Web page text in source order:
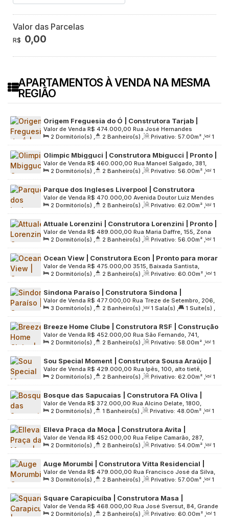
Valor das Parcelas
R$ 0,00
APARTAMENTOS À VENDA NA MESMA
REGIÃO
Origem Freguesia do Ó | Construtora Tarjab |
Pronto | 57 metros | 02 dormitórios | suíte |
varanda | 01 vaga
R$ 474.000,00
Valor de Venda
Rua José Hernandes
Gonzales, 48, Zona Norte, 02804-140, Vila Cruz das Almas,
São Paulo, São Paulo, Brasil
2 Dormitório(s) , 2 Banheiro(s) , Privativo: 57.00m² ,
1
Sala(s) , 1 Suíte(s) , 1 Vaga(s) , Útil: 57.00m² ,
Terreno:
2557.00m²
Olimpic Mbigguci | Construtora Mbigucci | Pronto |
56 metros | 02 dormitórios | suíte | varanda | 01
vaga
R$ 460.000,00
Valor de Venda
Rua Manoel Salgado, 381,
Zona Sul, 04191-270, Vila Caraguatá, São Paulo, São Paulo,
Brasil
2 Dormitório(s) , 2 Banheiro(s) , Privativo: 56.00m² ,
1
Sala(s) , 1 Suíte(s) , 1 Vaga(s) , Útil: 56.00m² ,
Terreno:
5648.00 m²
Parque dos Ingleses Liverpool | Construtora
Visconde | Pronto | 62 metros | 02 dormitórios |
suíte | 02 vagas
R$ 470.000,00
Valor de Venda
Avenida Doutor Luiz Mendes
Almeida, 2561, Interior de São Paulo, 18051-290, Vila Espírito
Santo, Sorocaba, São Paulo, Brasil
2 Dormitório(s) , 2 Banheiro(s) , Privativo: 62.00m² ,
1
Sala(s) , 1 Suíte(s) , 2 Vaga(s) , Útil: 62.00m² ,
Terreno:
14750.00m²
Attuale Lorenzini | Construtora Lorenzini | Pronto |
56 metros | 02 dormitórios | suíte | varanda | 01
vaga
R$ 489.000,00
Valor de Venda
Rua Maria Daffre, 155, Zona
Leste, 03150-020, Quinta da Paineira, São Paulo, São Paulo,
Brasil
2 Dormitório(s) , 2 Banheiro(s) , Privativo: 56.00m² ,
1
Sala(s) , 1 Suíte(s) , 1 Vaga(s) , Útil: 56.00m² ,
Terreno:
3313.00 m²
Ocean View | Construtora Econ | Pronto para morar
| 60 metros | 02 dormitórios | suíte | varanda
gourmet | 01 vaga
R$ 475.000,00
Valor de Venda
3515, Baixada Santista,
11730-000, Balneário Umurama, Mongaguá, São Paulo, Brasil
2 Dormitório(s) , 2 Banheiro(s) , Privativo: 60.00m² ,
1
Sala(s) , 1 Suíte(s) , 1 Vaga(s) , Útil: 60.00m² ,
Terreno:
9684.00m²
Sindona Paraíso | Construtora Sindona |
Construção | 66 metros | 03 dormitórios | suíte |
varanda | 01 vaga
R$ 477.000,00
Valor de Venda
Rua Treze de Setembro, 206,
06053-050, Bussocaba, Osasco, São Paulo, Brasil
3 Dormitório(s) , 2 Banheiro(s) , 1 Sala(s) , 1 Suíte(s) ,
1 Vaga(s) , Útil: 66.00m² , Terreno: 4830.00m²
Breeze Home Clube | Construtora RSF | Construção
| 58 metros | 02 dormitórios | suíte | varanda
gourmet | 01 vaga
R$ 452.000,00
Valor de Venda
Rua São Fernando, 741,
Grande São Paulo, 06447-280, Jardim Júlio, Barueri, São
Paulo, Brasil
2 Dormitório(s) , 2 Banheiro(s) , Privativo: 58.00m² ,
1
Sala(s) , 1 Suíte(s) , 1 Vaga(s) , Útil: 58.00m² ,
Terreno:
13781.00m²
Sou Special Moment | Construtora Sousa Araújo |
Construção | 62 metros | 02 dormitórios | suíte |
varanda | 02 vagas
R$ 429.000,00
Valor de Venda
Rua Ipês, 100, alto tietê,
08615-060, Vila Urupês, Suzano, São Paulo, Brasil
2 Dormitório(s) , 2 Banheiro(s) , Privativo: 62.00m² ,
1
Sala(s) , 1 Suíte(s) , 2 Vaga(s) , Útil: 62.00m² ,
Terreno:
5095.00m²
Bosque das Sapucaias | Construtora FA Oliva |
Construção | 48 metros | 02 dormitórios | varanda
| 01 vaga
R$ 372.000,00
Valor de Venda
Rua Alcino Delate, 1800,
Interior de São Paulo, 13236-400, Jardim Maria, Campo Limpo
Paulista, São Paulo, Brasil
2 Dormitório(s) , 1 Banheiro(s) , Privativo: 48.00m² ,
1
Sala(s) , 1 Vaga(s) , Útil: 48.00m² , Terreno: 46198.00m²
Elleva Praça da Moça | Construtora Avita |
Construção | 54 metros | 02 dormitórios | suíte |
varanda gourmet | 01 vaga
R$ 452.000,00
Valor de Venda
Rua Felipe Camarão, 287,
Grande São Paulo, 09911-340, Centro, Diadema, São Paulo,
Brasil
2 Dormitório(s) , 2 Banheiro(s) , Privativo: 54.00m² ,
1
Sala(s) , 1 Suíte(s) , 1 Vaga(s) , Útil: 54.00m² ,
Terreno:
2241.00m²
Auge Morumbi | Construtora Vitta Residencial |
Construção | 57 metros | 03 dormitórios | suíte |
varanda | 01 vaga
R$ 479.000,00
Valor de Venda
Rua Francisco José da Silva,
410, Zona Sul, 05726-100, Vila Andrade, São Paulo, São
Paulo, Brasil
3 Dormitório(s) , 2 Banheiro(s) , Privativo: 57.00m² ,
1
Sala(s) , 1 Suíte(s) , 1 Vaga(s) , Útil: 57.00m² ,
Terreno:
2780.00m²
Square Carapicuíba | Construtora Masa |
Construção | 60 Metros | 02 Dormitórios | Suíte |
Varanda Gourmet | 01 Vaga
R$ 468.000,00
Valor de Venda
Rua José Sversut, 84, Grande
São Paulo, 06315-200, Jardim das Belezas, Carapicuíba, São
2 Dormitório(s) , 2 Banheiro(s) , Privativo: 60.00m² ,
1